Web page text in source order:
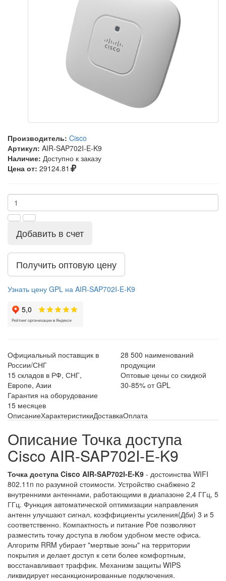
Производитель: Cisco
Артикул: AIR-SAP702I-E-K9
Наличие: Доступно к заказу
Цена от: 29124.81
Добавить в счет
Получить оптовую цену
Узнать цену GPL на AIR-SAP702I-E-K9
Официальный поставщик в
России/СНГ
28 500 наименований
продукции
15 складов в РФ, СНГ,
Европе, Азии
Оптовые цены со скидкой
30-85% от GPL
Гарантия на оборудование
15 месяцев
ОписаниеХарактеристикиДоставкаОплата
Описание Точка доступа
Cisco AIR-SAP702I-E-K9
Точка доступа Cisco AIR-SAP702I-E-K9 - достоинства WIFI
802.11n по разумной стоимости. Устройство снабжено 2
внутренними антеннами, работающими в диапазоне 2,4 ГГц, 5
ГГц. Функция автоматической оптимизации направления
антенн улучшают сигнал, коэффициенты усиления(Дби) 3 и 5
соответственно. Компактность и питание Poe позволяют
разместить точку доступа в любом удобном месте офиса.
Алгоритм RRM убирает "мертвые зоны" на территории
покрытия и делает доступ к сети более комфортным,
восстанавливает траффик. Механизм защиты WIPS
ликвидирует несанкционированные подключения.